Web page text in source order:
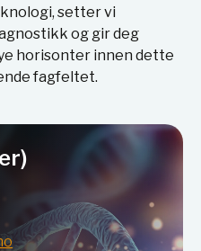
setter vi
og gir deg
horisonter innen dette
fagfeltet.